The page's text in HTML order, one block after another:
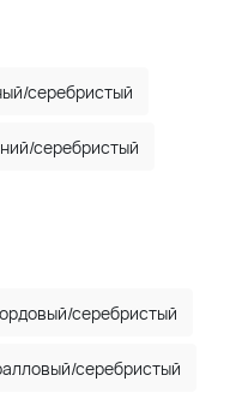
серебристый
серебристый
серебристый
серебристый